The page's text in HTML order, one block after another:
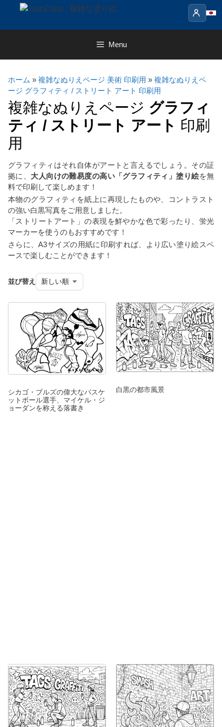
content
Menu
ホーム » 複雑なぬりえページ 美術 印刷用 » 複雑なぬりえペ
ージ グラフィティ / ストリート アート 印刷用
複雑なぬりえページ グラフィ
ティ / ストリート アート 印刷
用
グラフィティはそれ自体がアートと言えるでしょう。その証
拠に、 大人向けの難易度の高い「グラフィティ」塗り絵を無
料で印刷して楽しめます！
本物のグラフィティを紙上に再現したものや、コントラスト
の強い白黒写真をご用意しました。
「ストリートアート」の表現を鮮やかな色で彩ったり、蛍光
マーカーを使うのもおすすめです！
さらに、A3サイズの用紙に印刷すれば、より広い塗り絵スペ
ースで楽しむことができます！
並び替え
シカゴ・ブルズの偉大なバスケ
ットボール選手、マイケル・ジ
ョーダンを称える落書き
白黒の都市風景